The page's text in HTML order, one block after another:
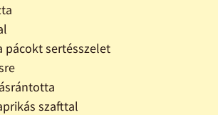
pácokt sertésszelet
szafttal